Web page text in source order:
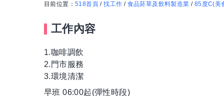
目前位置： 518首頁 /找工作 / 食品菸草及飲料製造業 / 85度C(美
工作內容
1.咖啡調飲
2.門市服務
3.環境清潔
早班 06:00起(彈性時段)